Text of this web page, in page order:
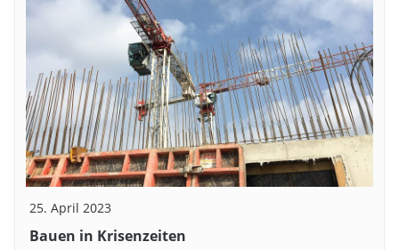
25. April 2023
Bauen in Krisenzeiten